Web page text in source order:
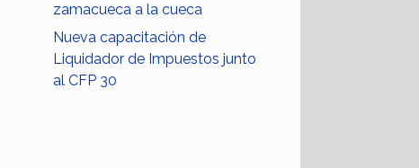
zamacueca a la cueca
Nueva capacitación de
Liquidador de Impuestos junto
al CFP 30